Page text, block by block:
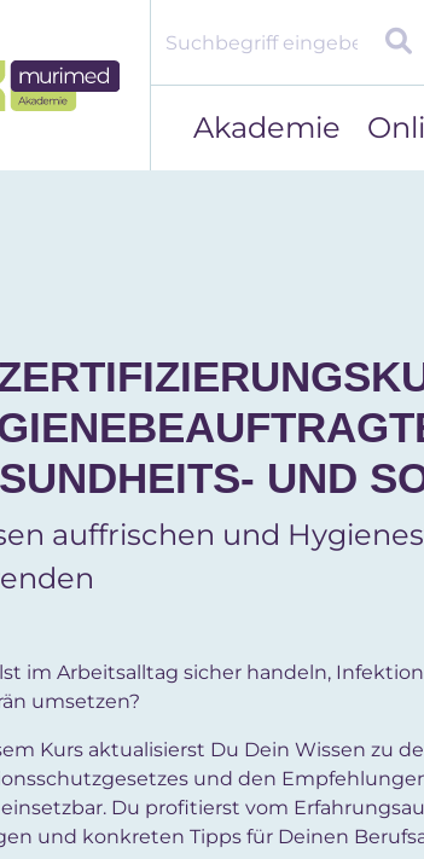
Akademie
UND
auffrischen und
im Arbeitsalltag sicher handeln,
umsetzen?
Kurs aktualisierst Du Dein Wissen zu
und den
Du profitierst vom
und konkreten Tipps für Deinen